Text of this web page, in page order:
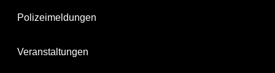
Polizeimeldungen
Veranstaltungen